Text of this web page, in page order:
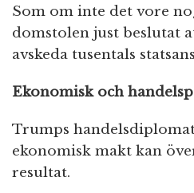
Som om inte det vore
domstolen just beslutat
avskeda tusentals
Ekonomisk och
Trumps
ekonomisk makt kan
resultat.